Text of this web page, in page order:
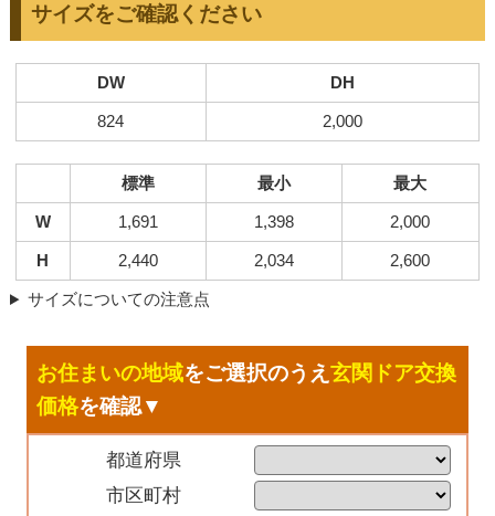
サイズをご確認ください
DW DH
824 2,000
標準 最小 最大
W 1,691 1,398 2,000
H 2,440 2,034 2,600
サイズについての注意点
お住まいの地域をご選択のうえ玄関ドア交換
価格を確認▼
都道府県
市区町村